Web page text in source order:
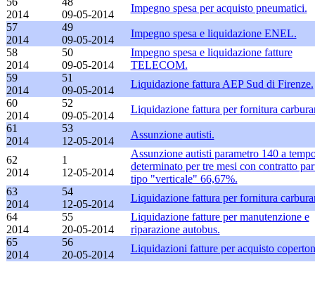
2014
09-05-2014
Impegno spesa per acquisto pneumatici.
57
2014
49
09-05-2014
Impegno spesa e liquidazione ENEL.
58
2014
50
09-05-2014
Impegno spesa e liquidazione fatture
TELECOM.
59
2014
51
09-05-2014
Liquidazione fattura AEP Sud di Firenze.
60
2014
52
09-05-2014
Liquidazione fattura per fornitura
61
2014
53
12-05-2014
Assunzione autisti.
62
2014
1
12-05-2014
Assunzione autisti parametro 140 a
determinato per tre mesi con contratto
tipo "verticale" 66,67%.
63
2014
54
12-05-2014
Liquidazione fattura per fornitura
64
2014
55
20-05-2014
Liquidazione fatture per manutenzione e
riparazione autobus.
65
2014
56
20-05-2014
Liquidazioni fatture per acquisto